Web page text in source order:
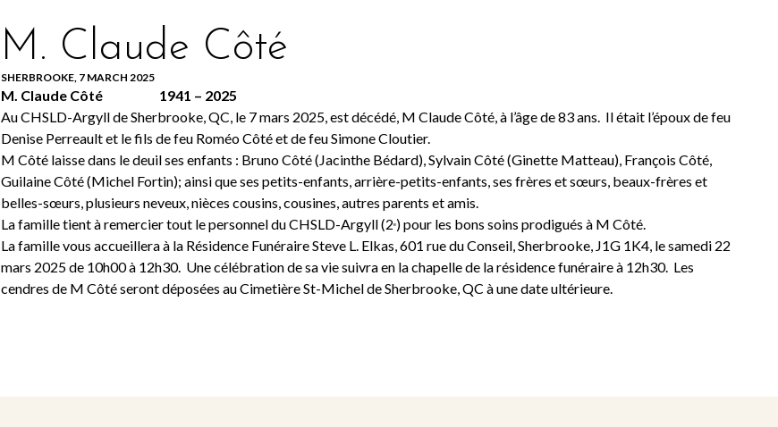
M. Claude Côté
SHERBROOKE, 7 MARCH 2025
M. Claude Côté 1941 – 2025
Au CHSLD-Argyll de Sherbrooke, QC, le 7 mars 2025, est décédé, M Claude Côté, à l’âge de 83 ans. Il était l’époux de feu
Denise Perreault et le fils de feu Roméo Côté et de feu Simone Cloutier.
M Côté laisse dans le deuil ses enfants : Bruno Côté (Jacinthe Bédard), Sylvain Côté (Ginette Matteau), François Côté,
Guilaine Côté (Michel Fortin); ainsi que ses petits-enfants, arrière-petits-enfants, ses frères et sœurs, beaux-frères et
belles-sœurs, plusieurs neveux, nièces cousins, cousines, autres parents et amis.
La famille tient à remercier tout le personnel du CHSLD-Argyll (2e) pour les bons soins prodigués à M Côté.
La famille vous accueillera à la Résidence Funéraire Steve L. Elkas, 601 rue du Conseil, Sherbrooke, J1G 1K4, le samedi 22
mars 2025 de 10h00 à 12h30. Une célébration de sa vie suivra en la chapelle de la résidence funéraire à 12h30. Les
cendres de M Côté seront déposées au Cimetière St-Michel de Sherbrooke, QC à une date ultérieure.